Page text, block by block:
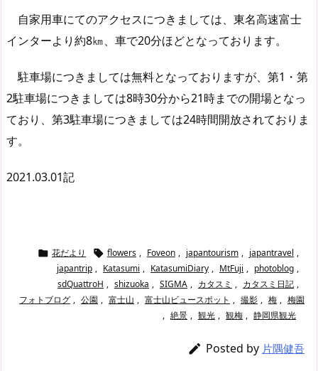
自家用車にてのアクセスにつきましては、東名高速富士
インターより約8㎞、車で20分ほどとなっております。
駐車場につきましては無料となっておりますが、第1・第
2駐車場につきましては8時30分から21時までの開場となっ
ており、第3駐車場につきましては24時間開放されておりま
す。
2021.03.01記
 花だより  flowers , Foveon , japantourism , japantravel ,
japantrip , Katasumi , KatasumiDiary , MtFuji , photoblog ,
sdQuattroH , shizuoka , SIGMA , カタスミ , カタスミ日記 ,
フォトブログ , 公園 , 富士山 , 富士山ビュースポット , 撮影 , 梅 , 梅園
, 絶景 , 観光 , 観梅 , 静岡県観光
 Posted by 片隅健吾